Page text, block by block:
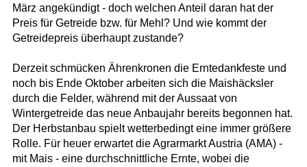
März angekündigt - doch welchen Anteil daran hat der
Preis für Getreide bzw. für Mehl? Und wie kommt der
Getreidepreis überhaupt zustande?
Derzeit schmücken Ährenkronen die Erntedankfeste und
noch bis Ende Oktober arbeiten sich die Maishäcksler
durch die Felder, während mit der Aussaat von
Wintergetreide das neue Anbaujahr bereits begonnen hat.
Der Herbstanbau spielt wetterbedingt eine immer größere
Rolle. Für heuer erwartet die Agrarmarkt Austria (AMA) -
mit Mais - eine durchschnittliche Ernte, wobei die